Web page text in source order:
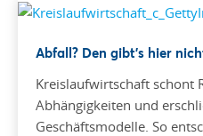
Abfall? Den gibt’s hier
Kreislaufwirtschaft schont
Abhängigkeiten und
Geschäftsmodelle. So